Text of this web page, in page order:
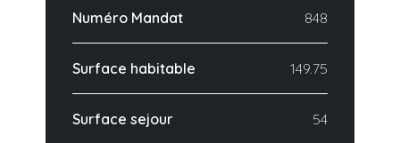
Numéro Mandat 848
Surface habitable 149.75
Surface sejour 54